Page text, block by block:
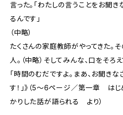
言った。「わたしの言うことをお聞
るんです」
（中略）
たくさんの家庭教師がやってきた。
人。（中略）そしてみんな、口をそろ
「時間のむだですよ。まあ、お聞き
す！」》（5～6ページ／第一章 はじ
かりした話が語られる より）